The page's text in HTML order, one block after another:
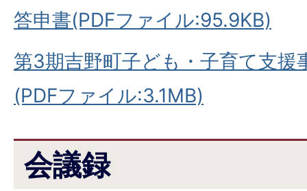
答申書(PDFファイル:95.9KB)
第3期吉野町子ども・子育て支援
(PDFファイル:3.1MB)
会議録